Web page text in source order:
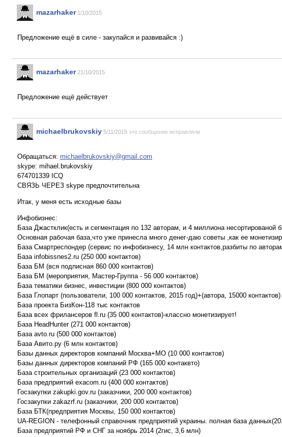
mazarhaker 1/10/2015
Предложение ещё в силе - закупайся и развивайся :)
mazarhaker 21/10/2015
Предложение ещё действует
michaelbrukovskiy 5/11/2015 это сообщение исправляли
Обращаться: michaelbrukovskiy@gmail.com
skype: mihael.brukovskiy
674701339 ICQ
СВЯЗЬ ЧЕРЕЗ skype предпочтительна
Итак, у меня есть исходные базы
Инфобизнес:
База Джастклик(есть и сегментация по 132 авторам, и 4 миллиона
Основная рабочая база,что уже принесла много денег-даю советы ,как ее
База Смартреспондер (сервис по инфобизнесу, 14 млн контактов,разбиты по
База infobissnes2.ru (250 000 контактов)
База БМ (вся подписная 860 000 контактов)
База БМ (мероприятия, Мастер-Группа - 56 000 контактов)
База тематики бизнес, инвестиции (800 000 контактов)
База Глопарт (пользователи, 100 000 контактов, 2015 год)+(автора, 15000 контактов)
База проекта БизКон-118 тыс контактов
База всех фрилансеров fl.ru (35 000 контактов)-классно монетизирует!
База HeadHunter (271 000 контактов)
База avto.ru (500 000 контактов)
База Авито.ру (6 млн контактов)
Базы данных директоров компаний Москва+МО (10 000 контактов)
Базы данных директоров компаний РФ (165 000 контаквто)
База строительных организаций (23 000 контактов)
База предприятий exacom.ru (400 000 контактов)
Госзакупки zakupki.gov.ru (заказчики, 200 000 контактов)
Госзакупки zakazrf.ru (заказчики, 200 000 контактов)
База БТК(предприятия Москвы, 150 000 контактов)
UA-REGION - телефонный справочник предприятий украины. полная база
База предприятий РФ и СНГ за ноябрь 2014 (2гис, 3,6 млн)